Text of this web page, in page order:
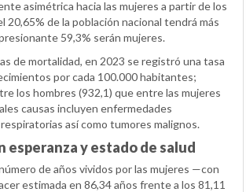
asimétrica hacia las mujeres a partir de los
20,65% de la población nacional tendrá más
59,3% serán mujeres.
de mortalidad, en 2023 se registró una tasa
por cada 100.000 habitantes;
los hombres (932,1) que entre las mujeres
causas incluyen enfermedades
así como tumores malignos.
esperanza y estado de salud
de años vividos por las mujeres —con
estimada en 86,34 años frente a los 81,11